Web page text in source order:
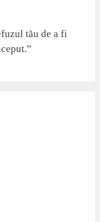
tău de a fi